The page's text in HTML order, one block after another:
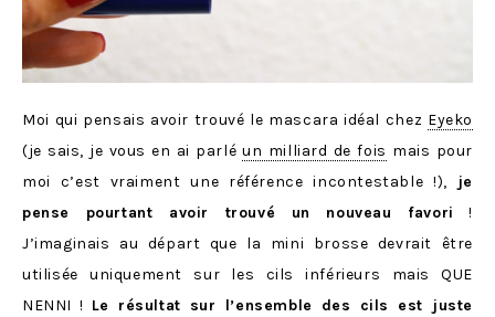
Moi qui pensais avoir trouvé le mascara idéal chez Eyeko
(je sais, je vous en ai parléun milliard de fois mais pour
moi c’est vraiment une référence incontestable !),
je
pense pourtant avoir trouvé un nouveau favori
!
J’imaginais au départ que la mini brosse devrait être
utilisée uniquement sur les cils inférieurs mais QUE
NENNI ! Le résultat sur l’ensemble des cils est juste